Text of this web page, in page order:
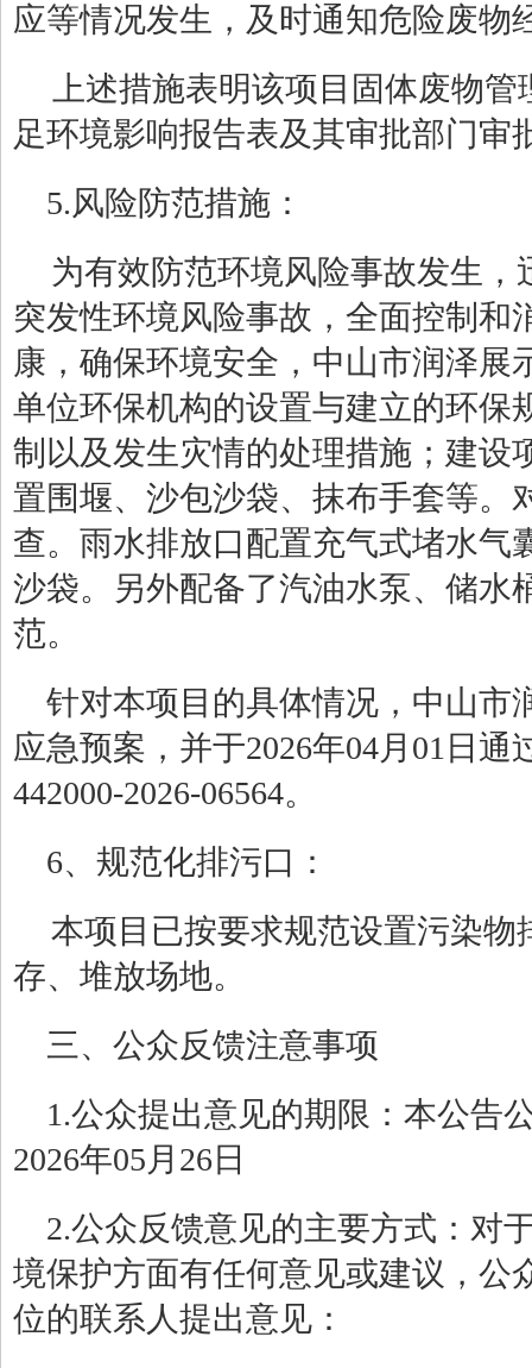
应等情况发生，及时通知危险废物
上述措施表明该项目固体废物
足环境影响报告表及其审批部门审
5.风险防范措施：
为有效防范环境风险事故发生
突发性环境风险事故，全面控制和
康，确保环境安全，中山市润泽展
单位环保机构的设置与建立的环保
制以及发生灾情的处理措施；建设
置围堰、沙包沙袋、抹布手套等。
查。雨水排放口配置充气式堵水气
沙袋。另外配备了汽油水泵、储水
范。
针对本项目的具体情况，中山市
应急预案，并于2026年04月01日
442000-2026-06564。
6、规范化排污口：
本项目已按要求规范设置污染
存、堆放场地。
三、公众反馈注意事项
1.公众提出意见的期限：本公告
2026年05月26日
2.公众反馈意见的主要方式：对
境保护方面有任何意见或建议，公
位的联系人提出意见：